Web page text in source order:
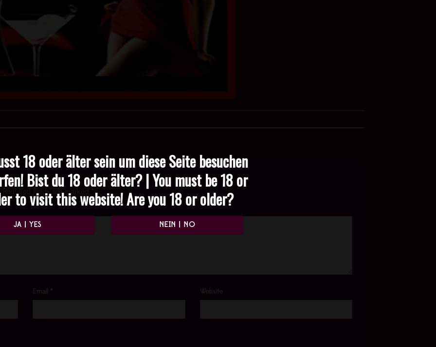
18 oder älter sein um diese Seite besuchen
Bist du 18 oder älter? | You must be 18 or
to visit this website! Are you 18 or older?
Required fields are marked *
Email * Website